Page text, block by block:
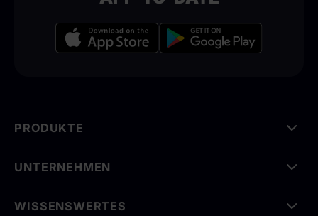
PRODUKTE
UNTERNEHMEN
WISSENSWERTES